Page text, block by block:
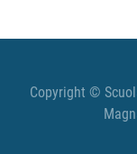
Copyright ©